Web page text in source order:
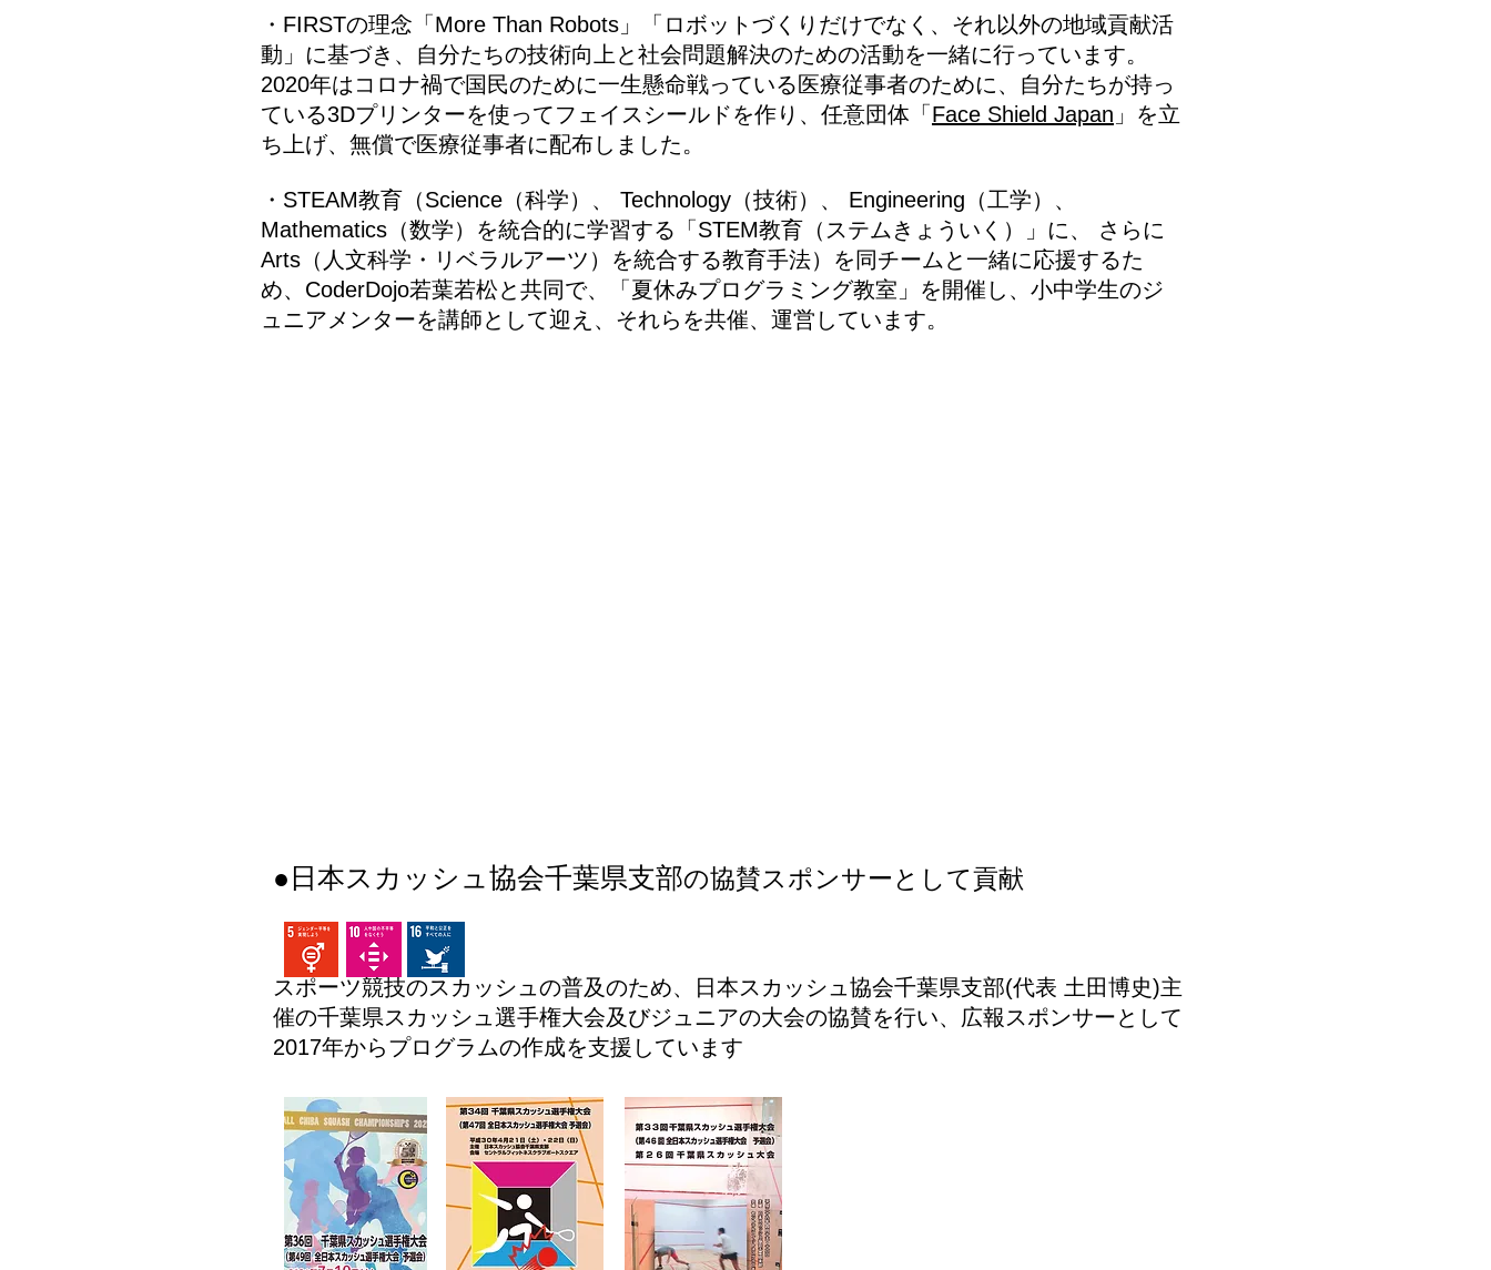
・FIRSTの理念「More Than Robots」「ロボットづくりだけでなく、それ以外の地域貢献活
動」に基づき、自分たちの技術向上と社会問題解決のための活動を一緒に行っています。
2020年はコロナ禍で国民のために一生懸命戦っている医療従事者のために、自分たちが持っ
ている3Dプリンターを使ってフェイスシールドを作り、任意団体「 Face Shield Japan 」を立
ち上げ、無償で医療従事者に配布しました。
・STEAM教育（Science（科学）、 Technology（技術）、 Engineering（工学）、
Mathematics（数学）を統合的に学習する「STEM教育（ステムきょういく）」に、 さらに
Arts（人文科学・リベラルアーツ）を統合する教育手法）を同チームと一緒に応援するた
め、CoderDojo若葉若松と共同で、「夏休みプログラミング教室」を開催し、小中学生のジ
ュニアメンターを講師として迎え、それらを共催、運営しています。
●日本スカッシュ協会千葉県支部の協賛スポンサーとして貢献
​スポーツ競技のスカッシュの普及のため、日本スカッシュ協会千葉県支部(代表 土田博史)主
催の千葉県スカッシュ選手権大会及びジュニアの大会の協賛を行い、広報スポンサーとして
2017年からプログラムの作成を支援しています